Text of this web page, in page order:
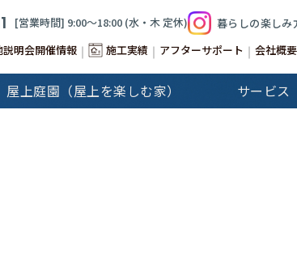
[営業時間] 9:00〜18:00 (⽔‧⽊ 定休) 暮らしの楽しみ
説明会開催情報 施工実績 アフターサポート 会社概要
Cap-Martin
屋上庭園（屋上を楽しむ家） サービス